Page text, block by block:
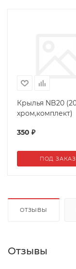
Крылья NB20 (20"
хром,комплект)
350 ₽
ПОД ЗАКАЗ
ОТЗЫВЫ
Отзывы